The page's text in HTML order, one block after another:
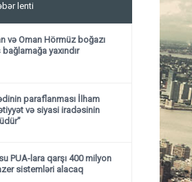
lenti
və Oman Hörmüz boğazı
yaxındır
paraflanması İlham
və siyasi iradəsinin
PUA-lara qarşı 400 milyon
sistemləri alacaq